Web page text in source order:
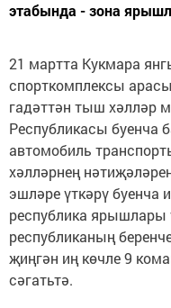
этабында - зона
21 мартта Кукмара
спорткомплексы
гадәттән тыш хәлләр
Республикасы буенча
автомобиль
хәлләрнең
эшләре үткәрү
республика ярышлары
республиканың
җиңгән иң көчле 9
сәгатьтә.